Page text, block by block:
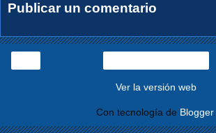
Publicar un comentario
Ver la versión web
Con tecnología de Blogger.